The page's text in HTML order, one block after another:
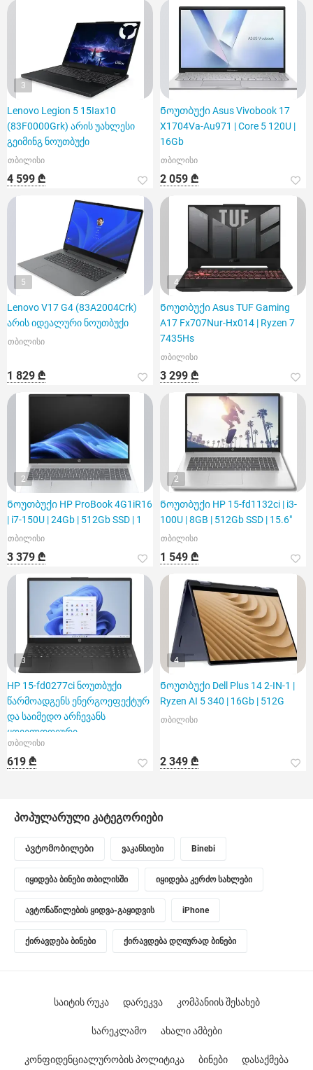
3
Lenovo Legion 5 15Iax10
(83F0000Grk) არის უახლესი
გეიმინგ ნოუთბუქი
თბილისი
4 599 ₾
Ნოუთბუქი Asus Vivobook 17
X1704Va-Au971 | Core 5 120U |
16Gb
თბილისი
2 059 ₾
5
Lenovo V17 G4 (83A2004Crk)
არის იდეალური ნოუთბუქი
თბილისი
1 829 ₾
4
Ნოუთბუქი Asus TUF Gaming
A17 Fx707Nur-Hx014 | Ryzen 7
7435Hs
თბილისი
3 299 ₾
2
Ნოუთბუქი HP ProBook 4G1iR16
| i7-150U | 24Gb | 512Gb SSD | 1
თბილისი
3 379 ₾
2
Ნოუთბუქი HP 15-fd1132ci | i3-
100U | 8GB | 512Gb SSD | 15.6"
თბილისი
1 549 ₾
3
HP 15-fd0277ci ნოუთბუქი
წარმოადგენს ენერგოეფექტურ
და საიმედო არჩევანს
ყოველდღიური
საქმიანობისთვის
თბილისი
619 ₾
4
Ნოუთბუქი Dell Plus 14 2-IN-1 |
Ryzen AI 5 340 | 16Gb | 512G
თბილისი
2 349 ₾
პოპულარული კატეგორიები
Ავტომობილები ვაკანსიები Binebi
იყიდება ბინები თბილისში იყიდება კერძო სახლები
ავტონაწილების ყიდვა-გაყიდვის iPhone
ქირავდება ბინები ქირავდება დღიურად ბინები
საიტის რუკა დარეკვა კომპანიის შესახებ
სარეკლამო ახალი ამბები
კონფიდენციალურობის პოლიტიკა ბინები დასაქმება